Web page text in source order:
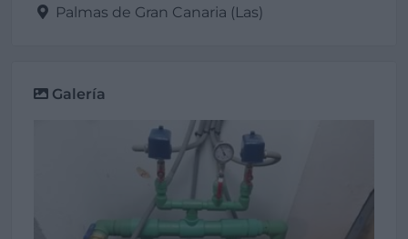
Palmas de Gran Canaria (Las)
Galería